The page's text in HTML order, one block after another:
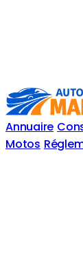
Annuaire
Motos